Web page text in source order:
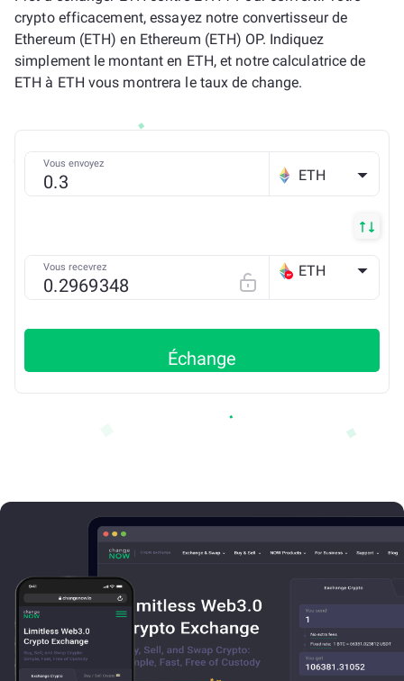
crypto efficacement, essayez notre convertisseur de
Ethereum (ETH) en Ethereum (ETH) OP. Indiquez
simplement le montant en ETH, et notre calculatrice de
ETH à ETH vous montrera le taux de change.
Vous envoyez
ETH
Vous recevrez ETH
Échange